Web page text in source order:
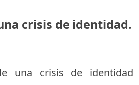
crisis de identidad.
una crisis de identidad